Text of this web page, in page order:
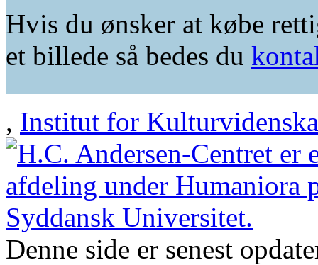
Hvis du ønsker at købe
et billede så bedes du
, Institut for
Denne side er senest